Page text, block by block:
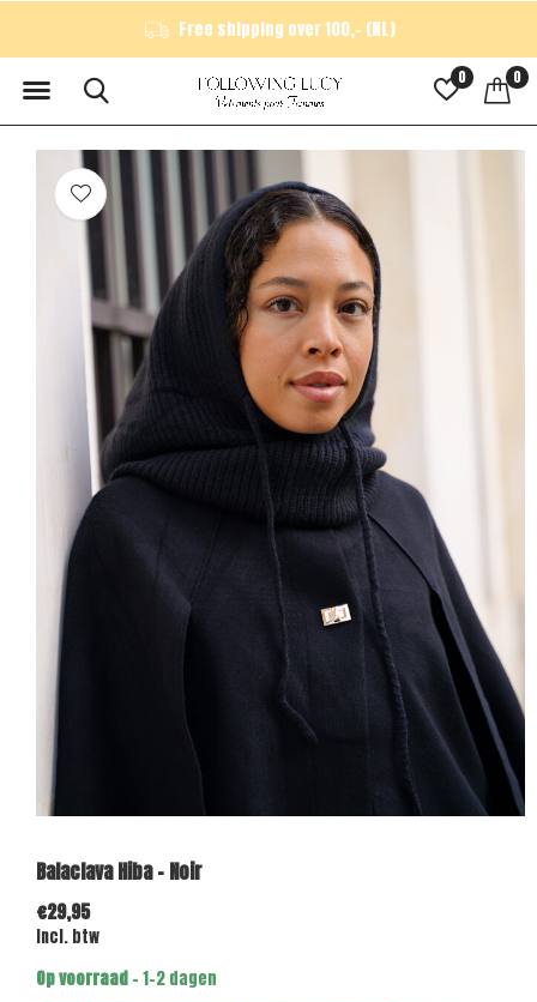
0 0
Free shipping over 100,- (NL)
Balaclava Hiba - Noir
€29,95
Incl. btw
Op voorraad- 1-2 dagen